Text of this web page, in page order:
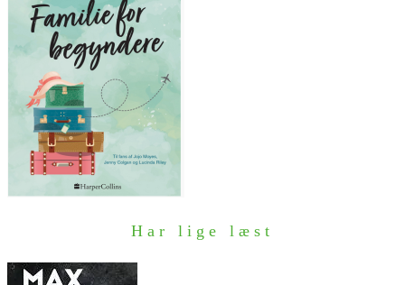
Har lige læst